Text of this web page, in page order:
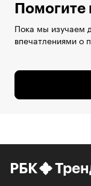
Помогите
Пока мы изучаем
впечатлениями о
РБК